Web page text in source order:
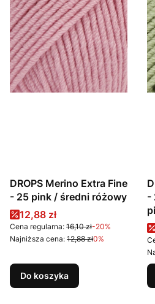
DROPS Merino Extra Fine
- 25 pink / średni różowy
Cena promocyjna
12,88 zł
Cena regularna: 16,10 zł-20%
Najniższa cena: 12,88 zł0%
Do koszyka
-